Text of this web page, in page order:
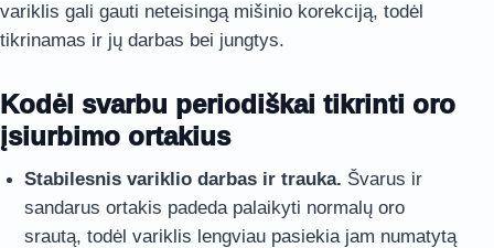
variklis gali gauti neteisingą mišinio korekciją, todėl
tikrinamas ir jų darbas bei jungtys.
Kodėl svarbu periodiškai tikrinti oro
įsiurbimo ortakius
Stabilesnis variklio darbas ir trauka. Švarus ir
sandarus ortakis padeda palaikyti normalų oro
srautą, todėl variklis lengviau pasiekia jam numatytą